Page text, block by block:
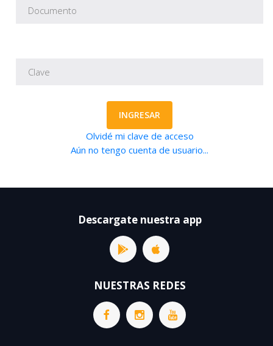
INGRESAR
Olvidé mi clave de acceso
Aún no tengo cuenta de usuario...
Descargate nuestra app
NUESTRAS REDES